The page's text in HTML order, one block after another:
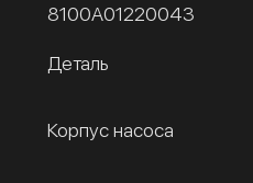
8100A01220043
Деталь
Корпус насоса